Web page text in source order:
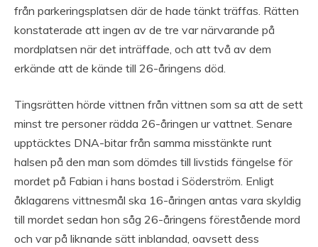
från parkeringsplatsen där de hade tänkt träffas. Rätten
konstaterade att ingen av de tre var närvarande på
mordplatsen när det inträffade, och att två av dem
erkände att de kände till 26-åringens död.
Tingsrätten hörde vittnen från vittnen som sa att de sett
minst tre personer rädda 26-åringen ur vattnet. Senare
upptäcktes DNA-bitar från samma misstänkte runt
halsen på den man som dömdes till livstids fängelse för
mordet på Fabian i hans bostad i Söderström. Enligt
åklagarens vittnesmål ska 16-åringen antas vara skyldig
till mordet sedan hon såg 26-åringens förestående mord
och var på liknande sätt inblandad, oavsett dess